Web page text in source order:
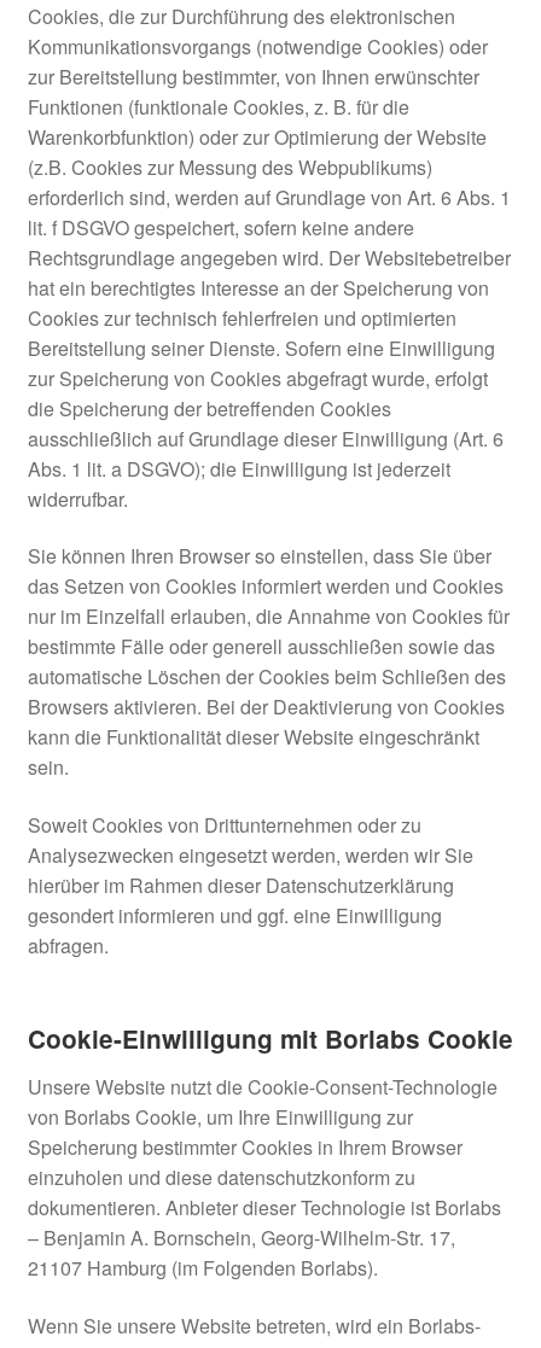
Cookies, die zur Durchführung des elektronischen
Kommunikationsvorgangs (notwendige Cookies) oder
zur Bereitstellung bestimmter, von Ihnen erwünschter
Funktionen (funktionale Cookies, z. B. für die
Warenkorbfunktion) oder zur Optimierung der Website
(z.B. Cookies zur Messung des Webpublikums)
erforderlich sind, werden auf Grundlage von Art. 6 Abs. 1
lit. f DSGVO gespeichert, sofern keine andere
Rechtsgrundlage angegeben wird. Der Websitebetreiber
hat ein berechtigtes Interesse an der Speicherung von
Cookies zur technisch fehlerfreien und optimierten
Bereitstellung seiner Dienste. Sofern eine Einwilligung
zur Speicherung von Cookies abgefragt wurde, erfolgt
die Speicherung der betreffenden Cookies
ausschließlich auf Grundlage dieser Einwilligung (Art. 6
Abs. 1 lit. a DSGVO); die Einwilligung ist jederzeit
widerrufbar.
Sie können Ihren Browser so einstellen, dass Sie über
das Setzen von Cookies informiert werden und Cookies
nur im Einzelfall erlauben, die Annahme von Cookies für
bestimmte Fälle oder generell ausschließen sowie das
automatische Löschen der Cookies beim Schließen des
Browsers aktivieren. Bei der Deaktivierung von Cookies
kann die Funktionalität dieser Website eingeschränkt
sein.
Soweit Cookies von Drittunternehmen oder zu
Analysezwecken eingesetzt werden, werden wir Sie
hierüber im Rahmen dieser Datenschutzerklärung
gesondert informieren und ggf. eine Einwilligung
abfragen.
Cookie-Einwilligung mit Borlabs Cookie
Unsere Website nutzt die Cookie-Consent-Technologie
von Borlabs Cookie, um Ihre Einwilligung zur
Speicherung bestimmter Cookies in Ihrem Browser
einzuholen und diese datenschutzkonform zu
dokumentieren. Anbieter dieser Technologie ist Borlabs
– Benjamin A. Bornschein, Georg-Wilhelm-Str. 17,
21107 Hamburg (im Folgenden Borlabs).
Wenn Sie unsere Website betreten, wird ein Borlabs-